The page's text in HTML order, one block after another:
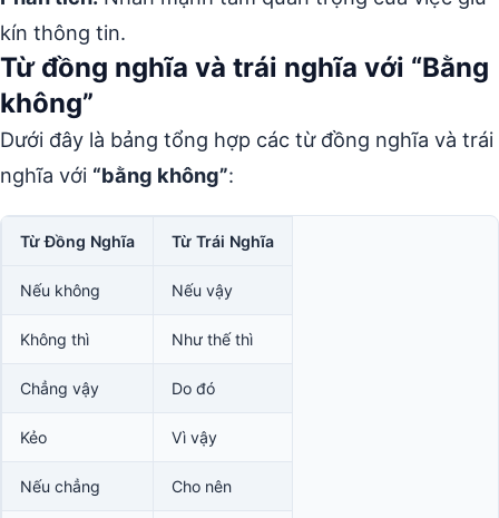
kín thông tin.
Từ đồng nghĩa và trái nghĩa với “Bằng
không”
Dưới đây là bảng tổng hợp các từ đồng nghĩa và trái
nghĩa với “bằng không”:
Từ Đồng Nghĩa Từ Trái Nghĩa
Nếu không Nếu vậy
Không thì Như thế thì
Chẳng vậy Do đó
Kẻo Vì vậy
Nếu chẳng Cho nên